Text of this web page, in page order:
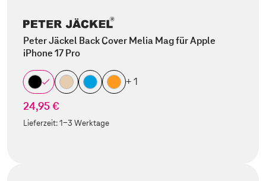
Peter Jäckel Back Cover Melia Mag für Apple
iPhone 17 Pro
+ 1
24,95 €
Lieferzeit:1-3 Werktage